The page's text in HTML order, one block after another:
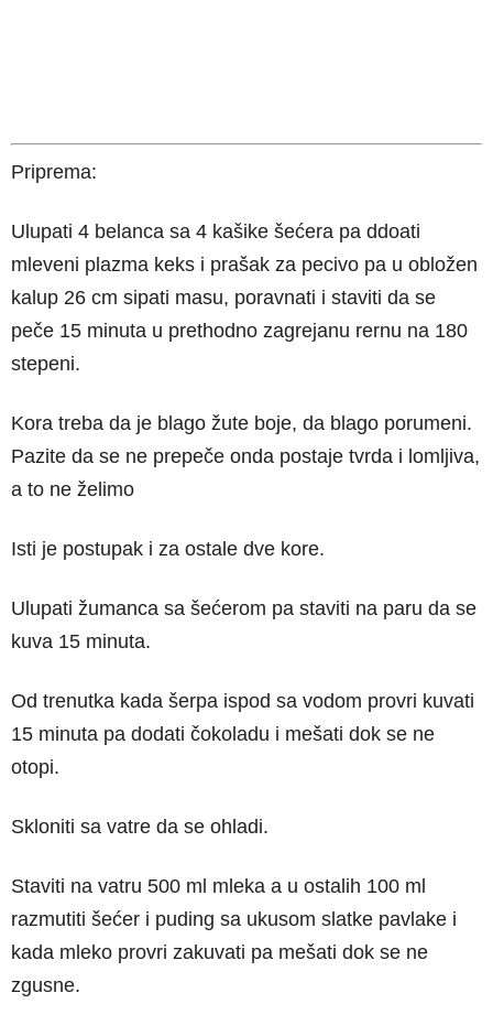
Priprema:
Ulupati 4 belanca sa 4 kašike šećera pa ddoati
mleveni plazma keks i prašak za pecivo pa u obložen
kalup 26 cm sipati masu, poravnati i staviti da se
peče 15 minuta u prethodno zagrejanu rernu na 180
stepeni.
Kora treba da je blago žute boje, da blago porumeni.
Pazite da se ne prepeče onda postaje tvrda i lomljiva,
a to ne želimo
Isti je postupak i za ostale dve kore.
Ulupati žumanca sa šećerom pa staviti na paru da se
kuva 15 minuta.
Od trenutka kada šerpa ispod sa vodom provri kuvati
15 minuta pa dodati čokoladu i mešati dok se ne
otopi.
Skloniti sa vatre da se ohladi.
Staviti na vatru 500 ml mleka a u ostalih 100 ml
razmutiti šećer i puding sa ukusom slatke pavlake i
kada mleko provri zakuvati pa mešati dok se ne
zgusne.